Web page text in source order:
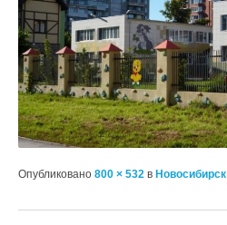
Опубликовано 800 × 532 в Новосибирск